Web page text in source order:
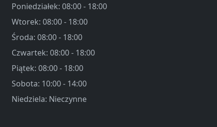
Poniedziałek: 08:00 - 18:00
Wtorek: 08:00 - 18:00
Środa: 08:00 - 18:00
Czwartek: 08:00 - 18:00
Piątek: 08:00 - 18:00
Sobota: 10:00 - 14:00
Niedziela: Nieczynne